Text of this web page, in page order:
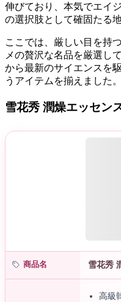
伸びており、本気でエイ
の選択肢として確固たる
ここでは、厳しい目を持
メの贅沢な名品を厳選し
から最新のサイエンスを
うアイテムを揃えました。
雪花秀 潤燥エッセン
商品名 雪花秀
高級